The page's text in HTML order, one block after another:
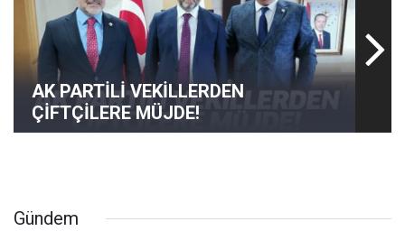
AK PARTİLİ VEKİLLERDEN
ÇİFTÇİLERE MÜJDE!
Gündem